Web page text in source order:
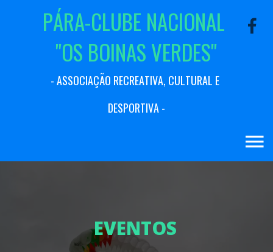
PÁRA-CLUBE NACIONAL
"OS BOINASVERDES"
- ASSOCIAÇÃO RECREATIVA, CULTURAL E
DESPORTIVA-
EVENTOS